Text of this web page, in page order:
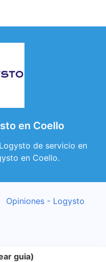
en Coello
de servicio en
en Coello.
Opiniones - Logysto
guia)